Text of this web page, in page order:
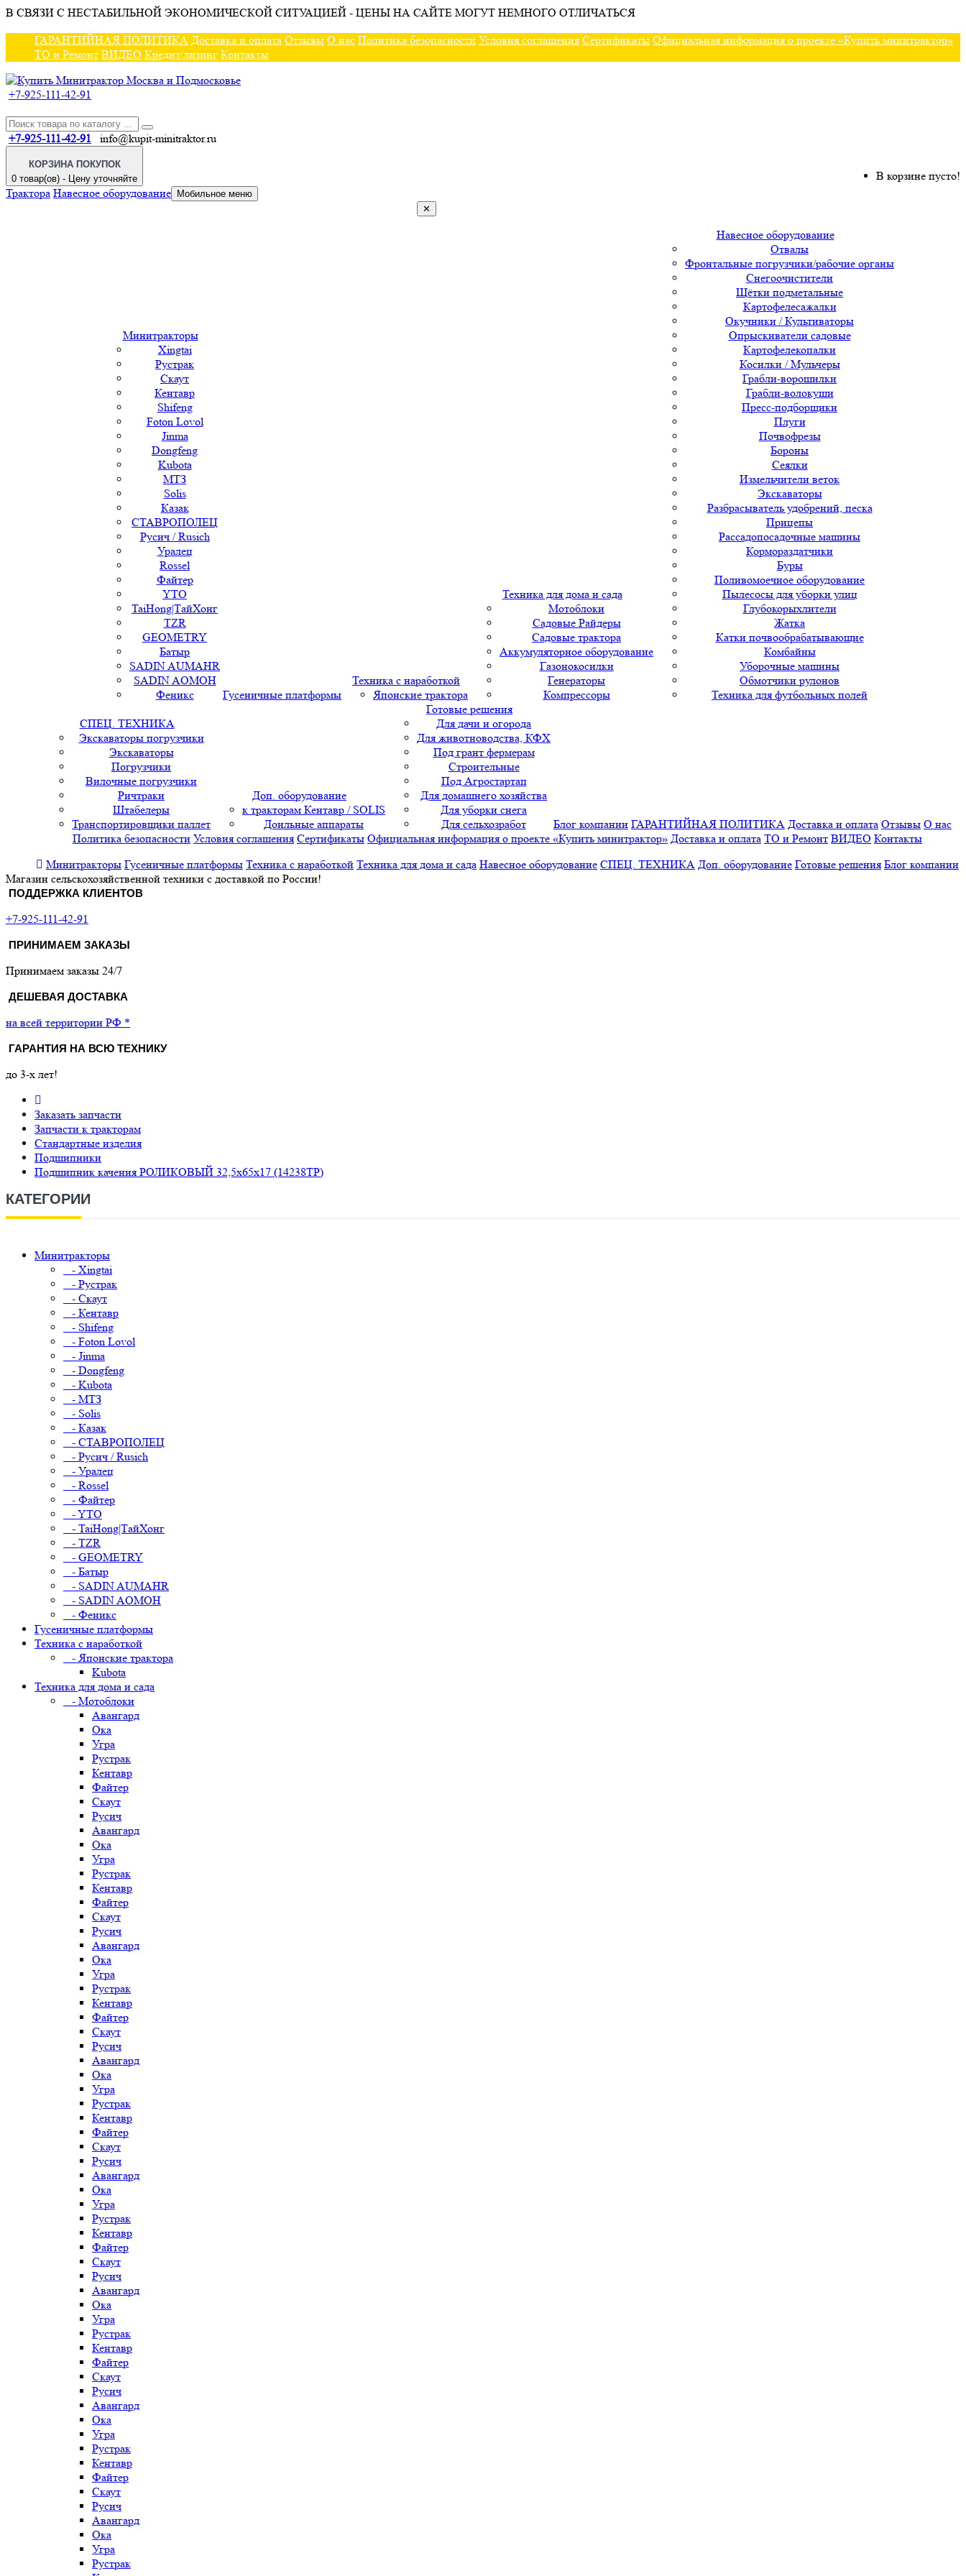
В СВЯЗИ С НЕСТАБИЛЬНОЙ ЭКОНОМИЧЕСКОЙ СИТУАЦИЕЙ - ЦЕНЫ НА САЙТЕ МОГУТ НЕМНОГО ОТЛИЧАТЬСЯ
ГАРАНТИЙНАЯ ПОЛИТИКА Доставка и оплата Отзывы О нас Политика безопасности Условия соглашения Сертификаты Официальная информация о проекте «Купить минитрактор»
ТО и Ремонт ВИДЕО Кредит/лизинг Контакты
+7-925-111-42-91
+7-925-111-42-91 info@kupit-minitraktor.ru
КОРЗИНА ПОКУПОК
0 товар(ов) - Цену уточняйте
В корзине пусто!
Трактора Навесное оборудование
Мобильное меню
✕
Минитракторы
Xingtai
Рустрак
Скаут
Кентавр
Shifeng
Foton Lovol
Jinma
Dongfeng
Kubota
МТЗ
Solis
Казак
СТАВРОПОЛЕЦ
Русич / Rusich
Уралец
Rossel
Файтер
YTO
TaiHong|ТайХонг
TZR
GEOMETRY
Батыр
SADIN AUMAHR
SADIN AOMOH
Феникс
Гусеничные платформы
Техника с наработкой
Японские трактора
Техника для дома и сада
Мотоблоки
Садовые Райдеры
Садовые трактора
Аккумуляторное оборудование
Газонокосилки
Генераторы
Компрессоры
Навесное оборудование
Отвалы
Фронтальные погрузчики/рабочие органы
Снегоочистители
Щётки подметальные
Картофелесажалки
Окучники / Культиваторы
Опрыскиватели садовые
Картофелекопалки
Косилки / Мульчеры
Грабли-ворошилки
Грабли-волокуши
Пресс-подборщики
Плуги
Почвофрезы
Бороны
Сеялки
Измельчители веток
Экскаваторы
Разбрасыватель удобрений, песка
Прицепы
Рассадопосадочные машины
Кормораздатчики
Буры
Поливомоечное оборудование
Пылесосы для уборки улиц
Глубокорыхлители
Жатка
Катки почвообрабатывающие
Комбайны
Уборочные машины
Обмотчики рулонов
Техника для футбольных полей
СПЕЦ. ТЕХНИКА
Экскаваторы погрузчики
Экскаваторы
Погрузчики
Вилочные погрузчики
Ричтраки
Штабелеры
Транспортировщики паллет
Доп. оборудование
к тракторам Кентавр / SOLIS
Доильные аппараты
Готовые решения
Для дачи и огорода
Для животноводства, КФХ
Под грант фермерам
Строительные
Под Агростартап
Для домашнего хозяйства
Для уборки снега
Для сельхозработ
Блог компании ГАРАНТИЙНАЯ ПОЛИТИКА Доставка и оплата Отзывы О нас
Политика безопасности Условия соглашения Сертификаты Официальная информация о проекте «Купить минитрактор» Доставка и оплата ТО и Ремонт ВИДЕО Контакты
Минитракторы Гусеничные платформы Техника с наработкой Техника для дома и сада Навесное оборудование СПЕЦ. ТЕХНИКА Доп. оборудование Готовые решения Блог компании
Магазин сельскохозяйственной техники с доставкой по России!
ПОДДЕРЖКА КЛИЕНТОВ
+7-925-111-42-91
ПРИНИМАЕМ ЗАКАЗЫ
Принимаем заказы 24/7
ДЕШЕВАЯ ДОСТАВКА
на всей территории РФ *
ГАРАНТИЯ НА ВСЮ ТЕХНИКУ
до 3-х лет!
Заказать запчасти
Запчасти к тракторам
Стандартные изделия
Подшипники
Подшипник качения РОЛИКОВЫЙ 32,5х65х17 (14238TP)
КАТЕГОРИИ
Минитракторы
- Xingtai
- Рустрак
- Скаут
- Кентавр
- Shifeng
- Foton Lovol
- Jinma
- Dongfeng
- Kubota
- МТЗ
- Solis
- Казак
- СТАВРОПОЛЕЦ
- Русич / Rusich
- Уралец
- Rossel
- Файтер
- YTO
- TaiHong|ТайХонг
- TZR
- GEOMETRY
- Батыр
- SADIN AUMAHR
- SADIN AOMOH
- Феникс
Гусеничные платформы
Техника с наработкой
- Японские трактора
Kubota
Техника для дома и сада
- Мотоблоки
Авангард
Ока
Угра
Рустрак
Кентавр
Файтер
Скаут
Русич
Авангард
Ока
Угра
Рустрак
Кентавр
Файтер
Скаут
Русич
Авангард
Ока
Угра
Рустрак
Кентавр
Файтер
Скаут
Русич
Авангард
Ока
Угра
Рустрак
Кентавр
Файтер
Скаут
Русич
Авангард
Ока
Угра
Рустрак
Кентавр
Файтер
Скаут
Русич
Авангард
Ока
Угра
Рустрак
Кентавр
Файтер
Скаут
Русич
Авангард
Ока
Угра
Рустрак
Кентавр
Файтер
Скаут
Русич
Авангард
Ока
Угра
Рустрак